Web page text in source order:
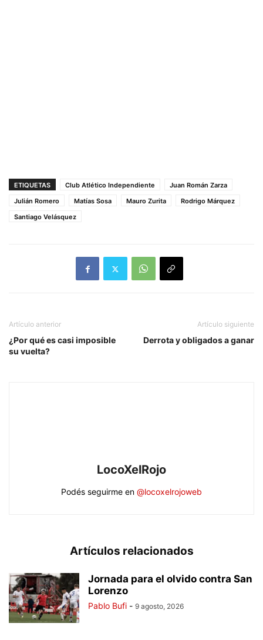
ETIQUETAS Club Atlético Independiente
Juan Román Zarza
Julián Romero
Matías Sosa Mauro Zurita
Rodrigo Márquez
Santiago Velásquez
Artículo anterior
¿Por qué es casi imposible
su vuelta?
Artículo siguiente
Derrota y obligados a ganar
LocoXelRojo
Podés seguirme en @locoxelrojoweb
Artículos relacionados
Jornada para el olvido contra San
Lorenzo
Pablo Bufi - 9 agosto, 2026